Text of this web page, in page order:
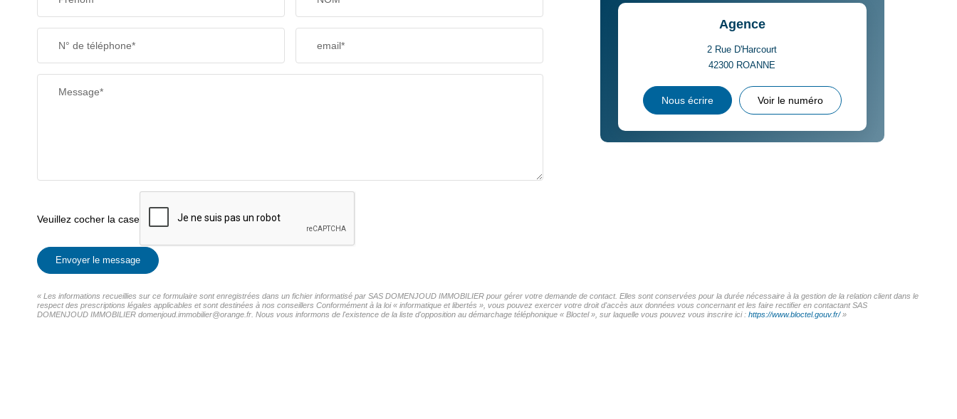
N° de téléphone* email*
Message*
Veuillez cocher la case
Envoyer le message
Agence
2 Rue D'Harcourt
42300 ROANNE
Nous écrire Voir le numéro
« Les informations recueillies sur ce formulaire sont enregistrées dans un fichier informatisé par SAS DOMENJOUD IMMOBILIER pour gérer votre demande de contact. Elles sont conservées pour la durée nécessaire à la gestion de la relation client dans le
respect des prescriptions légales applicables et sont destinées à nos conseillers Conformément à la loi « informatique et libertés », vous pouvez exercer votre droit d'accès aux données vous concernant et les faire rectifier en contactant SAS
DOMENJOUD IMMOBILIER domenjoud.immobilier@orange.fr. Nous vous informons de l'existence de la liste d'opposition au démarchage téléphonique « Bloctel », sur laquelle vous pouvez vous inscrire ici : https://www.bloctel.gouv.fr/»